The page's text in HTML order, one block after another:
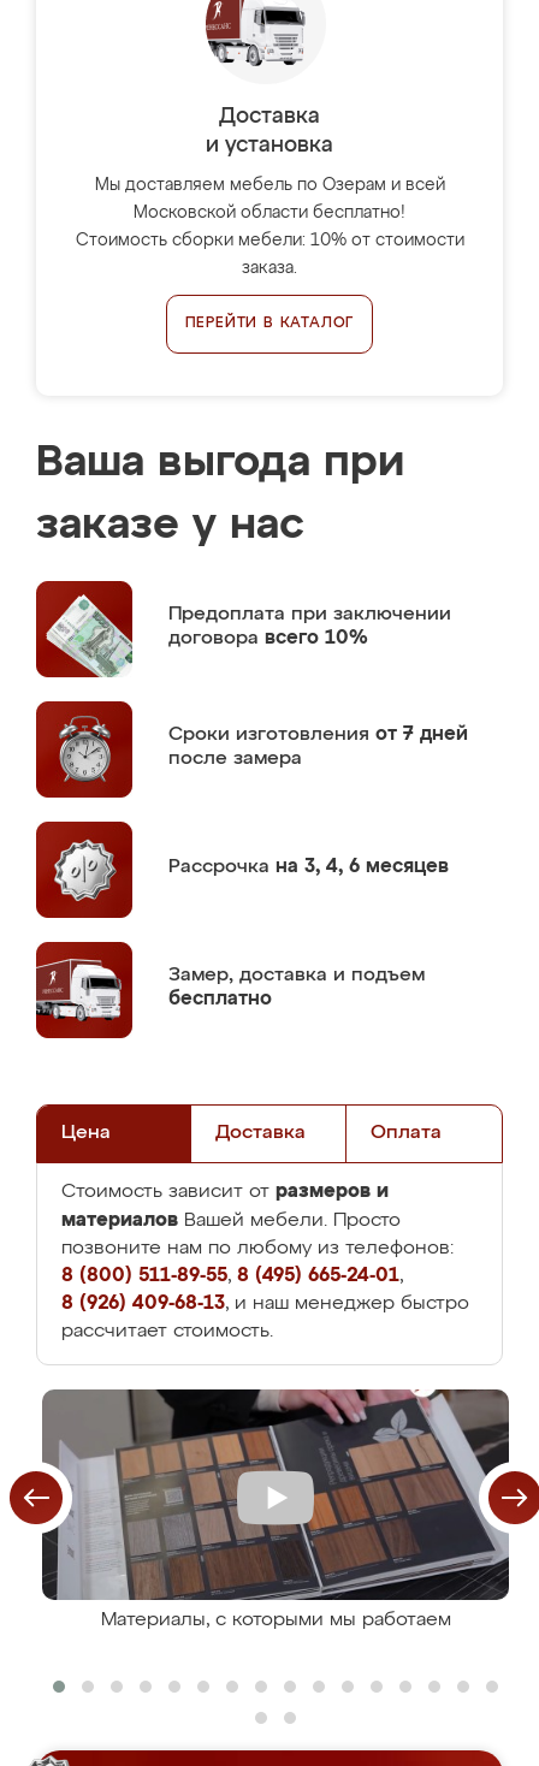
Доставка
и установка
Мы доставляем мебель по Озерам и всей
Московской области бесплатно!
Стоимость сборки мебели: 10% от стоимости
заказа.
ПЕРЕЙТИ В КАТАЛОГ
Ваша выгода при
заказе у нас
Предоплата при заключении
договора всего 10%
Сроки изготовления от 7 дней
после замера
Рассрочка на 3, 4, 6 месяцев
Замер, доставка и подъем
бесплатно
Цена Доставка Оплата
Стоимость зависит от размеров и
материалов Вашей мебели. Просто
позвоните нам по любому из телефонов:
8 (800) 511-89-55, 8 (495) 665-24-01,
8 (926) 409-68-13, и наш менеджер быстро
рассчитает стоимость.
Материалы, с которыми мы работаем